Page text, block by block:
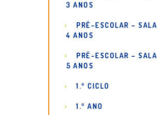
3 ANOS
PRÉ-ESCOLAR – SALA
4 ANOS
PRÉ-ESCOLAR – SALA
5 ANOS
1.º CICLO
1.º ANO